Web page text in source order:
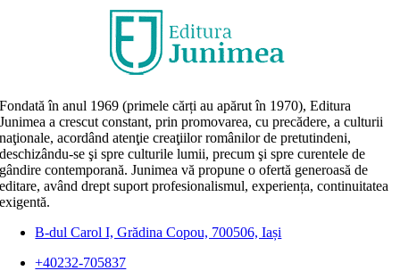
Fondată în anul 1969 (primele cărți au apărut în 1970), Editura
Junimea a crescut constant, prin promovarea, cu precădere, a culturii
naţionale, acordând atenţie creaţiilor românilor de pretutindeni,
deschizându-se şi spre culturile lumii, precum şi spre curentele de
gândire contemporană. Junimea vă propune o ofertă generoasă de
editare, având drept suport profesionalismul, experiența, continuitatea
exigentă.
B-dul Carol I, Grădina Copou, 700506, Iași
+40232-705837